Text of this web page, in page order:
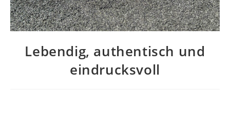
Lebendig, authentisch und
eindrucksvoll